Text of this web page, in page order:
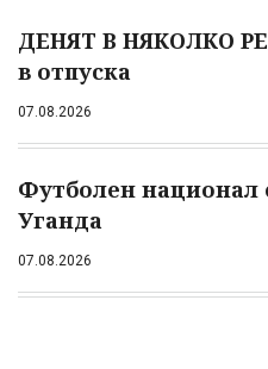
ДЕНЯТ В НЯКОЛКО
в отпуска
07.08.2026
Футболен национал
Уганда
07.08.2026